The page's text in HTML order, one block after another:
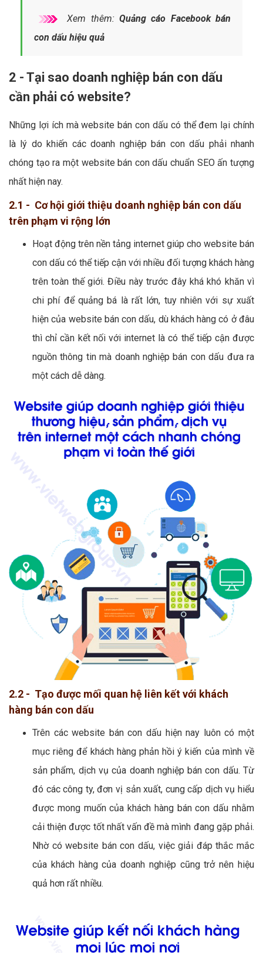
Xem thêm: Quảng cáo Facebook bán
con dấu hiệu quả
2 - Tại sao doanh nghiệp bán con dấu
cần phải có website?
Những lợi ích mà website bán con dấu có thể đem lại chính
là lý do khiến các doanh nghiệp bán con dấu phải nhanh
chóng tạo ra một website bán con dấu chuẩn SEO ấn tượng
nhất hiện nay.
2.1 - Cơ hội giới thiệu doanh nghiệp bán con dấu
trên phạm vi rộng lớn
Hoạt động trên nền tảng internet giúp cho website bán
con dấu có thể tiếp cận với nhiều đối tượng khách hàng
trên toàn thế giới. Điều này trước đây khá khó khăn vì
chi phí để quảng bá là rất lớn, tuy nhiên với sự xuất
hiện của website bán con dấu, dù khách hàng có ở đâu
thì chỉ cần kết nối với internet là có thể tiếp cận được
nguồn thông tin mà doanh nghiệp bán con dấu đưa ra
một cách dễ dàng.
2.2 - Tạo được mối quan hệ liên kết với khách
hàng bán con dấu
Trên các website bán con dấu hiện nay luôn có một
mục riêng để khách hàng phản hồi ý kiến của mình về
sản phẩm, dịch vụ của doanh nghiệp bán con dấu. Từ
đó các công ty, đơn vị sản xuất, cung cấp dịch vụ hiểu
được mong muốn của khách hàng bán con dấu nhằm
cải thiện được tốt nhất vấn đề mà mình đang gặp phải.
Nhờ có website bán con dấu, việc giải đáp thắc mắc
của khách hàng của doanh nghiệp cũng trở nên hiệu
quả hơn rất nhiều.